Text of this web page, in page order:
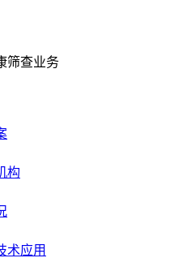
筛查业务
构
术应用